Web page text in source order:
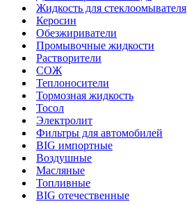
Жидкость для стеклоомывателя
Керосин
Обезжириватели
Промывочные жидкости
Растворители
СОЖ
Теплоносители
Тормозная жидкость
Тосол
Электролит
Фильтры для автомобилей
BIG импортные
Воздушные
Масляные
Топливные
BIG отечественные